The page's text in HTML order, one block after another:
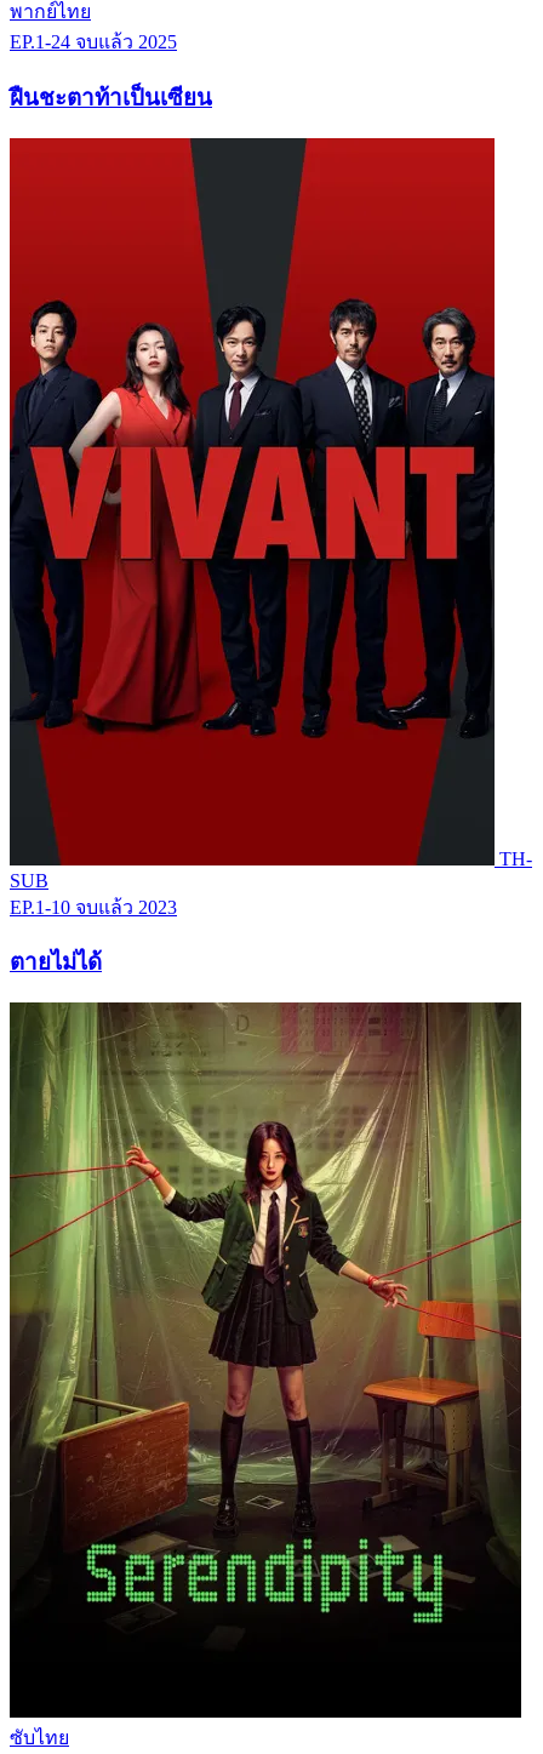
พากย์ไทย
EP.1-24 จบแล้ว 2025
ฝืนชะตาท้าเป็นเซียน
TH-
SUB
EP.1-10 จบแล้ว 2023
ตายไม่ได้
ซับไทย